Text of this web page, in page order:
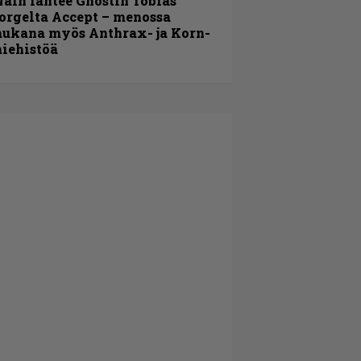
Accept – menossa
myös Anthrax- ja Korn-